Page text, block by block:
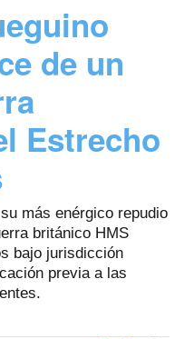
de un
Estrecho
más enérgico repudio
británico HMS
bajo jurisdicción
previa a las